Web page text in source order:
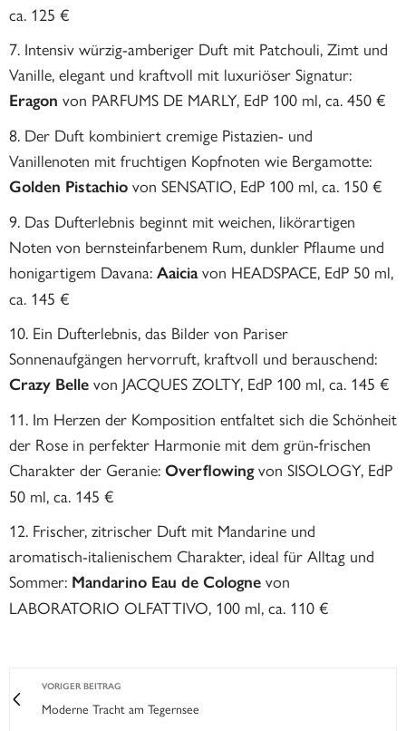
ca. 125 €
Intensiv würzig-amberiger Duft mit Patchouli, Zimt und
Vanille, elegant und kraftvoll mit luxuriöser Signatur:
Eragon von PARFUMS DE MARLY, EdP 100 ml, ca. 450 €
Der Duft kombiniert cremige Pistazien- und
Vanillenoten mit fruchtigen Kopfnoten wie Bergamotte:
Golden Pistachio von SENSATIO, EdP 100 ml, ca. 150 €
Das Dufterlebnis beginnt mit weichen, likörartigen
Noten von bernsteinfarbenem Rum, dunkler Pflaume und
honigartigem Davana: Aaiciavon HEADSPACE, EdP 50 ml,
ca. 145 €
Ein Dufterlebnis, das Bilder von Pariser
Sonnenaufgängen hervorruft, kraftvoll und berauschend:
Crazy Belle von JACQUES ZOLTY, EdP 100 ml, ca. 145 €
Im Herzen der Komposition entfaltet sich die Schönheit
der Rose in perfekter Harmonie mit dem grün-frischen
Charakter der Geranie: Overflowingvon SISOLOGY, EdP
50 ml, ca. 145 €
Frischer, zitrischer Duft mit Mandarine und
aromatisch-italienischem Charakter, ideal für Alltag und
Sommer: Mandarino Eau de Cologne von
LABORATORIO OLFATTIVO, 100 ml, ca. 110 €
VORIGER BEITRAG
Moderne Tracht am Tegernsee